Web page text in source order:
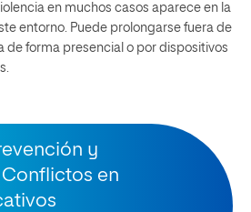
en muchos casos aparece en la
entorno. Puede prolongarse fuera de
de forma presencial o por dispositivos
y
en